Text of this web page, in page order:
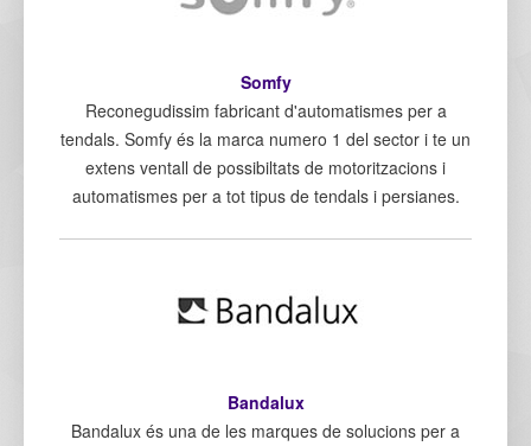
Somfy
Reconegudissim fabricant d'automatismes per a
tendals. Somfy és la marca numero 1 del sector i te un
extens ventall de possibiltats de motoritzacions i
automatismes per a tot tipus de tendals i persianes.
Bandalux
Bandalux és una de les marques de solucions per a